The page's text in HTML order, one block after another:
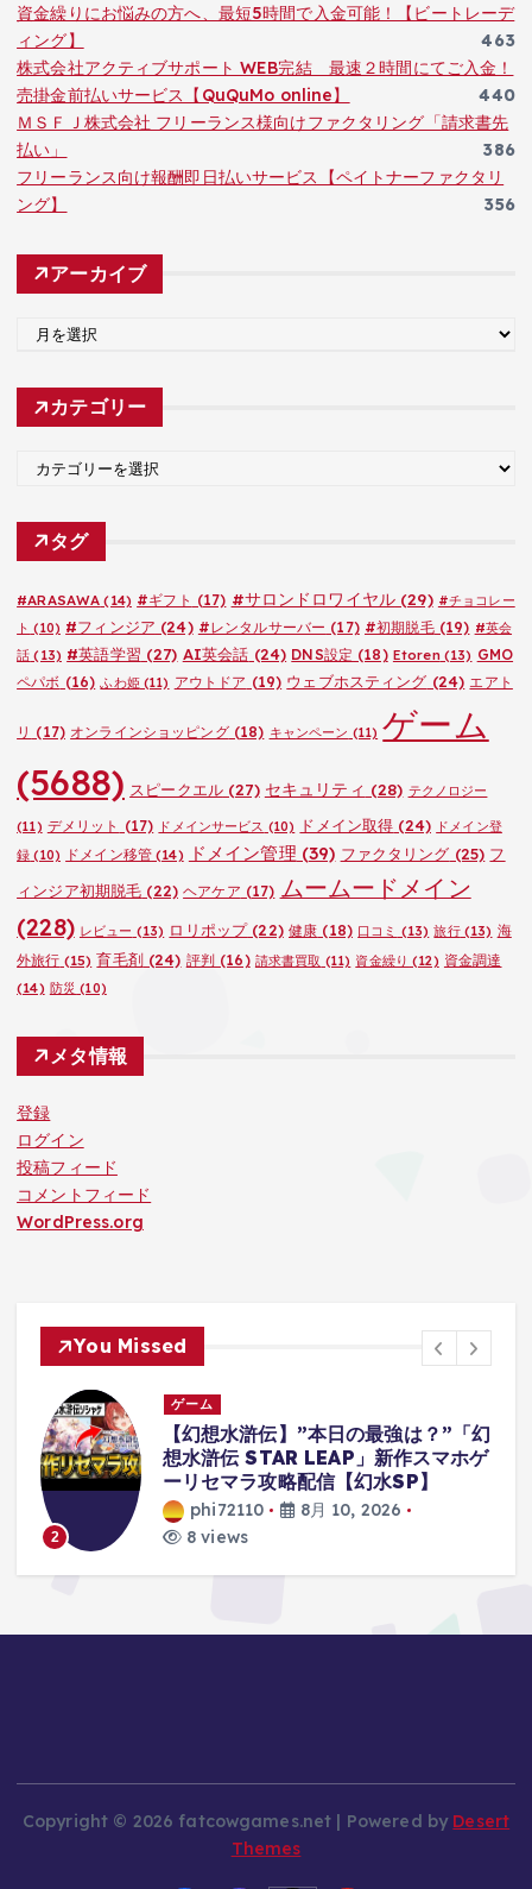
資金繰りにお悩みの方へ、最短5時間で入金可能！【ビートレーデ
ィング】
463
株式会社アクティブサポート WEB完結 最速２時間にてご入金！
売掛金前払いサービス【QuQuMo online】
440
ＭＳＦＪ株式会社 フリーランス様向けファクタリング「請求書先
払い」
386
フリーランス向け報酬即日払いサービス【ペイトナーファクタリ
ング】
356
アーカイブ
カ
カテゴリー
ゴ
タグ
#ARASAWA (14) #ギフト (17) #サロンドロワイヤル(29) #チョコレー
ト (10) #フィンジア (24) #レンタルサーバー (17) #初期脱毛(19) #英会
話 (13) #英語学習 (27) AI英会話 (24) DNS設定 (18) Etoren(13) GMO
ペパボ (16) ふわ姫(11) アウトドア (19) ウェブホスティング (24) エアト
リ (17) オンラインショッピング(18) キャンペーン (11) ゲーム
(5688) スピークエル(27) セキュリティ (28) テクノロジー
(11) デメリット (17) ドメインサービス (10) ドメイン取得 (24) ドメイン登
録 (10) ドメイン移管(14) ドメイン管理 (39) ファクタリング (25) フ
ィンジア初期脱毛 (22) ヘアケア (17) ムームードメイン
(228) レビュー (13) ロリポップ(22) 健康 (18) 口コミ (13) 旅行(13) 海
外旅行 (15) 育毛剤(24) 評判 (16) 請求書買取 (11) 資金繰り (12) 資金調達
(14) 防災 (10)
メタ情報
登録
ログイン
投稿フィード
コメントフィード
WordPress.org
You Missed
”「幻
マホゲ
僕はおそらくボディーガードを解雇
れます【Mr.President】#ゲーム実
況
phi72110
8月 10, 2026
12 views
Copyright © 2026 fatcowgames.net | Powered by Desert
Themes